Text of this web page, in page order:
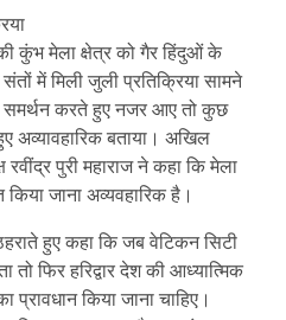
कुंभ मेला क्षेत्र को गैर हिंदुओं के
में मिली जुली प्रतिक्रिया सामने
करते हुए नजर आए तो कुछ
अव्यावहारिक बताया। अखिल
पुरी महाराज ने कहा कि मेला
जाना अव्यवहारिक है।
हुए कहा कि जब वेटिकन सिटी
तो फिर हरिद्वार देश की आध्यात्मिक
प्रावधान किया जाना चाहिए।